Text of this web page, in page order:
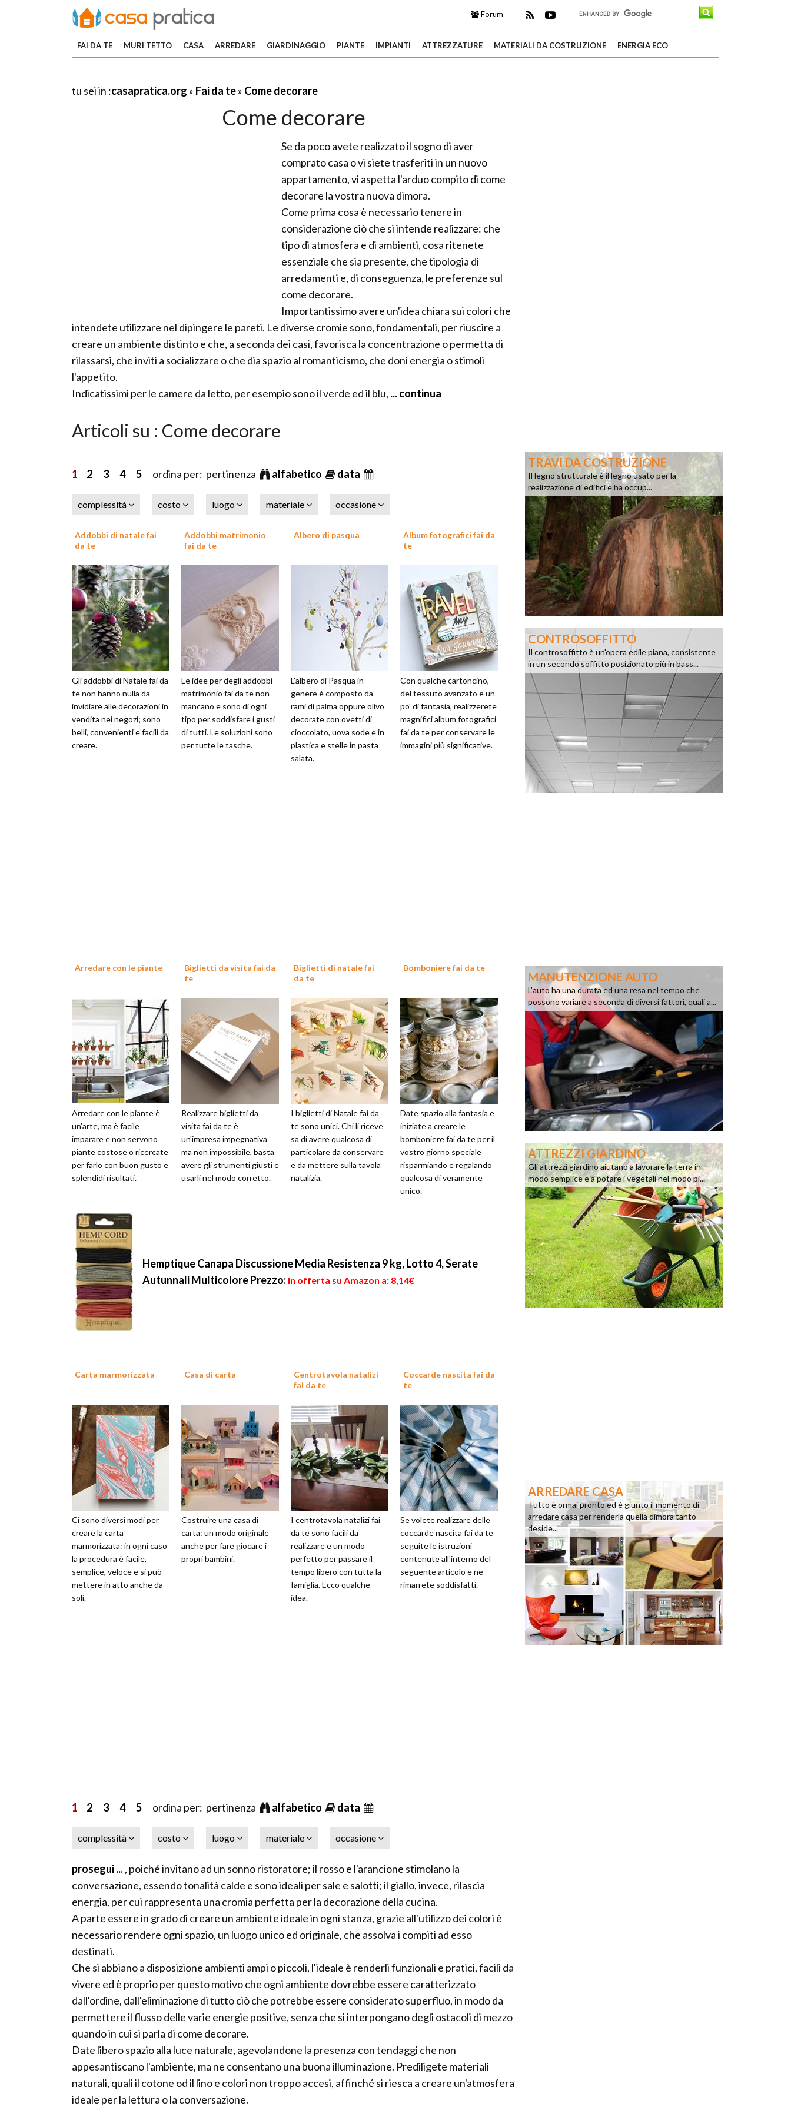
Forum
FAI DA TE MURI TETTO CASA ARREDARE GIARDINAGGIO PIANTE IMPIANTI ATTREZZATURE MATERIALI DA COSTRUZIONE ENERGIA ECO
tu sei in :casapratica.org » Fai da te» Come decorare
Come decorare
Se da poco avete realizzato il sogno di aver
comprato casa o vi siete trasferiti in un nuovo
appartamento, vi aspetta l'arduo compito di come
decorare la vostra nuova dimora.
Come prima cosa è necessario tenere in
considerazione ciò che si intende realizzare: che
tipo di atmosfera e di ambienti, cosa ritenete
essenziale che sia presente, che tipologia di
arredamenti e, di conseguenza, le preferenze sul
come decorare.
Importantissimo avere un'idea chiara sui colori che
intendete utilizzare nel dipingere le pareti. Le diverse cromie sono, fondamentali, per riuscire a
creare un ambiente distinto e che, a seconda dei casi, favorisca la concentrazione o permetta di
rilassarsi, che inviti a socializzare o che dia spazio al romanticismo, che doni energia o stimoli
l'appetito.
Indicatissimi per le camere da letto, per esempio sono il verde ed il blu, ... continua
Articoli su : Come decorare
1 2 3 4 5 ordina per: pertinenza alfabetico data
complessità costo luogo materiale occasione
Addobbi di natale fai
da te
Gli addobbi di Natale fai da
te non hanno nulla da
invidiare alle decorazioni in
vendita nei negozi; sono
belli, convenienti e facili da
creare.
Addobbi matrimonio
fai da te
Le idee per degli addobbi
matrimonio fai da te non
mancano e sono di ogni
tipo per soddisfare i gusti
di tutti. Le soluzioni sono
per tutte le tasche.
Albero di pasqua
L'albero di Pasqua in
genere è composto da
rami di palma oppure olivo
decorate con ovetti di
cioccolato, uova sode e in
plastica e stelle in pasta
salata.
Album fotografici fai da
te
Con qualche cartoncino,
del tessuto avanzato e un
po' di fantasia, realizzerete
magnifici album fotografici
fai da te per conservare le
immagini più significative.
Arredare con le piante
Arredare con le piante è
un'arte, ma è facile
imparare e non servono
piante costose o ricercate
per farlo con buon gusto e
splendidi risultati.
Biglietti da visita fai da
te
Realizzare biglietti da
visita fai da te è
un'impresa impegnativa
ma non impossibile, basta
avere gli strumenti giusti e
usarli nel modo corretto.
Biglietti di natale fai
da te
I biglietti di Natale fai da
te sono unici. Chi li riceve
sa di avere qualcosa di
particolare da conservare
e da mettere sulla tavola
natalizia.
Bomboniere fai da te
Date spazio alla fantasia e
iniziate a creare le
bomboniere fai da te per il
vostro giorno speciale
risparmiando e regalando
qualcosa di veramente
unico.
Hemptique Canapa Discussione Media Resistenza 9 kg, Lotto 4, Serate
Autunnali MulticolorePrezzo: in offerta su Amazon a: 8,14€
Carta marmorizzata
Ci sono diversi modi per
creare la carta
marmorizzata: in ogni caso
la procedura è facile,
semplice, veloce e si può
mettere in atto anche da
soli.
Casa di carta
Costruire una casa di
carta: un modo originale
anche per fare giocare i
propri bambini.
Centrotavola natalizi
fai da te
I centrotavola natalizi fai
da te sono facili da
realizzare e un modo
perfetto per passare il
tempo libero con tutta la
famiglia. Ecco qualche
idea.
Coccarde nascita fai da
te
Se volete realizzare delle
coccarde nascita fai da te
seguite le istruzioni
contenute all'interno del
seguente articolo e ne
rimarrete soddisfatti.
1 2 3 4 5 ordina per: pertinenza alfabetico data
complessità costo luogo materiale occasione
prosegui ..., poiché invitano ad un sonno ristoratore; il rosso e l'arancione stimolano la
conversazione, essendo tonalità calde e sono ideali per sale e salotti; il giallo, invece, rilascia
energia, per cui rappresenta una cromia perfetta per la decorazione della cucina.
A parte essere in grado di creare un ambiente ideale in ogni stanza, grazie all'utilizzo dei colori è
necessario rendere ogni spazio, un luogo unico ed originale, che assolva i compiti ad esso
destinati.
Che si abbiano a disposizione ambienti ampi o piccoli, l'ideale è renderli funzionali e pratici, facili da
vivere ed è proprio per questo motivo che ogni ambiente dovrebbe essere caratterizzato
dall'ordine, dall'eliminazione di tutto ciò che potrebbe essere considerato superfluo, in modo da
permettere il flusso delle varie energie positive, senza che si interpongano degli ostacoli di mezzo
quando in cui si parla di come decorare.
Date libero spazio alla luce naturale, agevolandone la presenza con tendaggi che non
appesantiscano l'ambiente, ma ne consentano una buona illuminazione. Prediligete materiali
naturali, quali il cotone od il lino e colori non troppo accesi, affinché si riesca a creare un'atmosfera
ideale per la lettura o la conversazione.
TRAVI DA COSTRUZIONE
Il legno strutturale è il legno usato per la
realizzazione di edifici e ha occup...
CONTROSOFFITTO
Il controsoffitto è un'opera edile piana, consistente
in un secondo soffitto posizionato più in bass...
MANUTENZIONE AUTO
L'auto ha una durata ed una resa nel tempo che
possono variare a seconda di diversi fattori, quali a...
ATTREZZI GIARDINO
Gli attrezzi giardino aiutano a lavorare la terra in
modo semplice e a potare i vegetali nel modo pi...
ARREDARE CASA
Tutto è ormai pronto ed è giunto il momento di
arredare casa per renderla quella dimora tanto
deside...